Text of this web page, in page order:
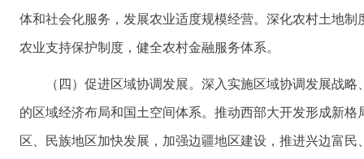
体和社会化服务，发展农业适度规模经营。深化农村土地
农业支持保护制度，健全农村金融服务体系。
（四）促进区域协调发展。深入实施区域协调发展战
的区域经济布局和国土空间体系。推动西部大开发形成新
区、民族地区加快发展，加强边疆地区建设，推进兴边富